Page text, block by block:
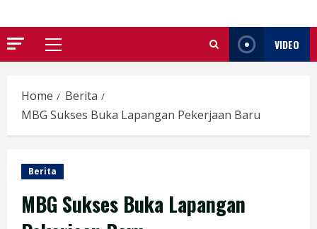
Primary
VIDEO
Home
Berita
MBG Sukses Buka Lapangan Pekerjaan Baru
Berita
MBG Sukses Buka Lapangan